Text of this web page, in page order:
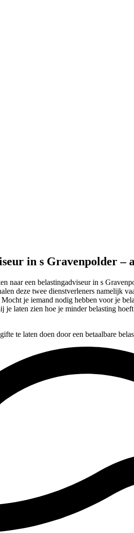
in s Gravenpolder –
naar een belastingadviseur in s
deze twee dienstverleners namelijk
je iemand nodig hebben voor je
je laten zien hoe je minder belasting
te laten doen door een betaalbare